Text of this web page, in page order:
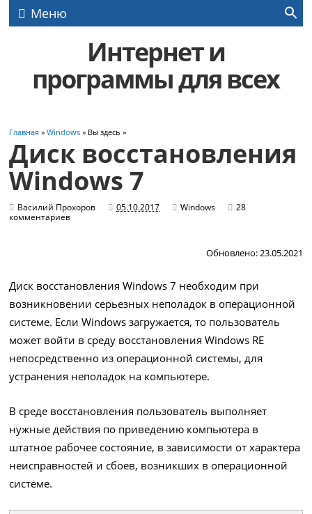
Меню
Интернет и
программы для всех
Главная »Windows » Вы здесь »
Диск восстановления
Windows 7
Василий Прохоров 05.10.2017 Windows
28
комментариев
Обновлено: 23.05.2021
Диск восстановления Windows 7 необходим при
возникновении серьезных неполадок в операционной
системе. Если Windows загружается, то пользователь
может войти в среду восстановления Windows RE
непосредственно из операционной системы, для
устранения неполадок на компьютере.
В среде восстановления пользователь выполняет
нужные действия по приведению компьютера в
штатное рабочее состояние, в зависимости от характера
неисправностей и сбоев, возникших в операционной
системе.